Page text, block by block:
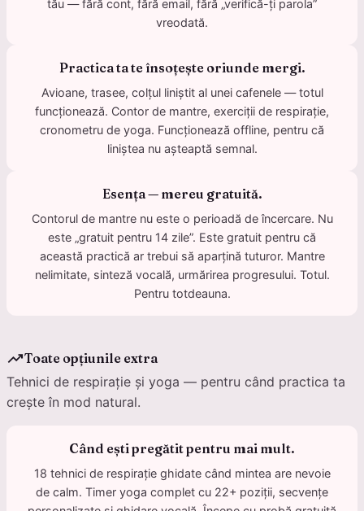
tău — fără cont, fără email, fără „verifică-ți parola”
vreodată.
Practica ta te însoțește oriunde mergi.
Avioane, trasee, colțul liniștit al unei cafenele — totul
funcționează. Contor de mantre, exerciții de respirație,
cronometru de yoga. Funcționează offline, pentru că
liniștea nu așteaptă semnal.
Esența — mereu gratuită.
Contorul de mantre nu este o perioadă de încercare. Nu
este „gratuit pentru 14 zile”. Este gratuit pentru că
această practică ar trebui să aparțină tuturor. Mantre
nelimitate, sinteză vocală, urmărirea progresului. Totul.
Pentru totdeauna.
trending_upToate opțiunile extra
Tehnici de respirație și yoga — pentru când practica ta
crește în mod natural.
Când ești pregătit pentru mai mult.
18 tehnici de respirație ghidate când mintea are nevoie
de calm. Timer yoga complet cu 22+ poziții, secvențe